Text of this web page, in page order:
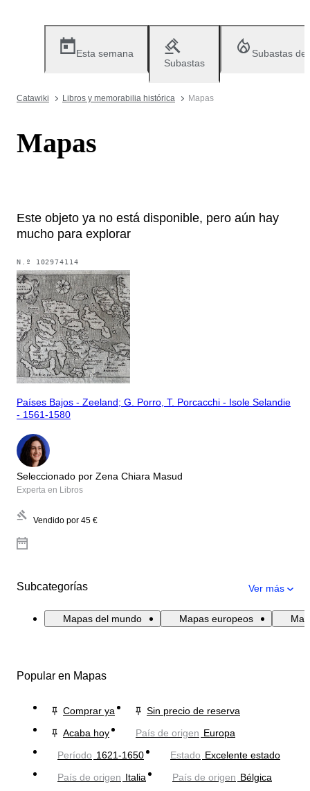
Esta semana
Subastas
Subastas
Catawiki Libros y memorabilia histórica Mapas
Mapas
Este objeto ya no está disponible, pero aún hay
mucho para explorar
N.º 102974114
Países Bajos - Zeeland; G. Porro, T. Porcacchi - Isole Selandie
- 1561-1580
Seleccionado por Zena Chiara Masud
Experta en Libros
Vendido por 45 €
Subcategorías Ver más
Mapas del mundo Mapas europeos
Popular en Mapas
Comprar ya
Sin precio de reserva
Acaba hoy
País de origen Europa
Período 1621-1650 Estado Excelente estado
País de origen Italia País de origen Bélgica